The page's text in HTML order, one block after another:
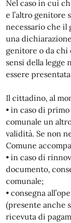
Nel caso in cui
e l’altro genitore
necessario che
una
genitore o da chi
sensi della legge
essere
Il cittadino, al
• in caso di
comunale un
validità. Se non
Comune
• in caso di
documento,
comunale;
• consegna
(presente anche
ricevuta di